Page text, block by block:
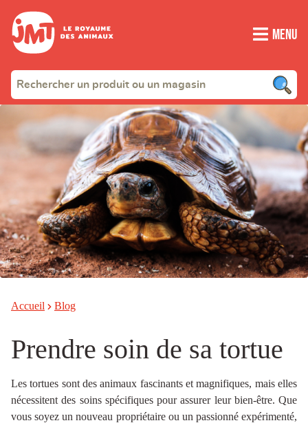
Menu
Accueil Blog
Prendre soin de sa tortue
Les tortues sont des animaux fascinants et magnifiques, mais elles
nécessitent des soins spécifiques pour assurer leur bien-être. Que
vous soyez un nouveau propriétaire ou un passionné expérimenté,